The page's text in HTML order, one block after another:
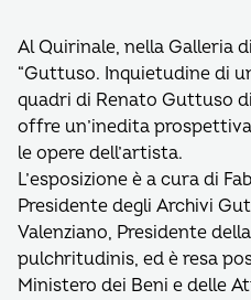
Al Quirinale, nella Galleria
“Guttuso. Inquietudine di
quadri di Renato Guttuso
offre un’inedita
le opere dell’artista.
L’esposizione è a cura di
Presidente degli Archivi
Valenziano, Presidente
pulchritudinis, ed è resa
Ministero dei Beni e delle